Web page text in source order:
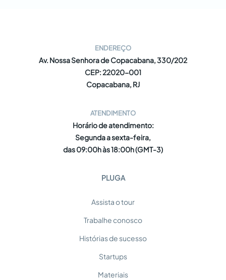
ENDEREÇO
Av. Nossa Senhora de Copacabana, 330/202
CEP: 22020-001
Copacabana, RJ
ATENDIMENTO
Horário de atendimento:
Segunda a sexta-feira,
das 09:00h às 18:00h (GMT-3)
PLUGA
Assista o tour
Trabalhe conosco
Histórias de sucesso
Startups
Materiais